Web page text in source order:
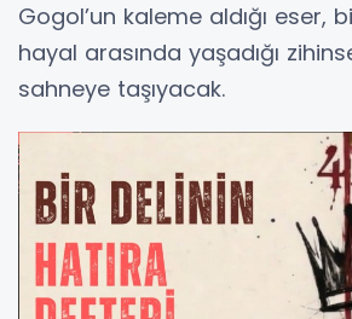
Gogol’un kaleme aldığı eser,
hayal arasında yaşadığı
sahneye taşıyacak.